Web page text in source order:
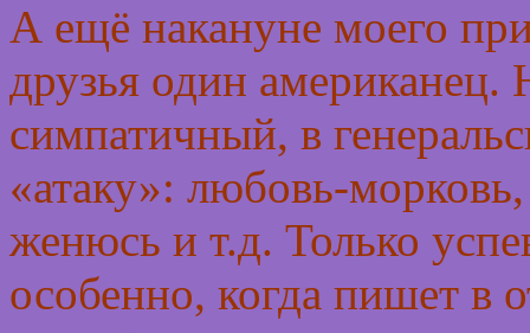
А ещё накануне моего
друзья один
симпатичный, в
«атаку»: любовь-
женюсь и т.д. Только
особенно, когда пишет в